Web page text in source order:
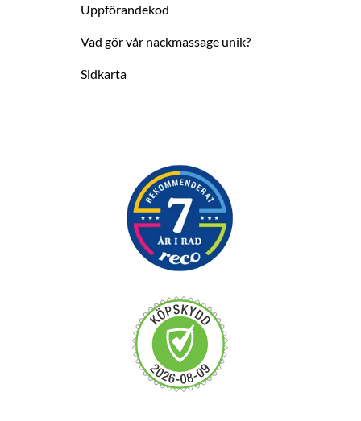
Uppförandekod
Vad gör vår nackmassage unik?
Sidkarta